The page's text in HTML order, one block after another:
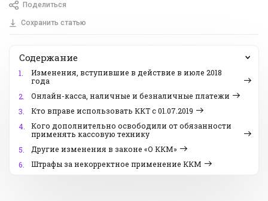
Поделиться
Сохранить статью
Содержание
1.
Изменения, вступившие в действие в июле 2018
года
2.
Онлайн-касса, наличные и безналичные платежи
3.
Кто вправе использовать ККТ с 01.07.2019
4.
Кого дополнительно освободили от обязанности
применять кассовую технику
5.
Другие изменения в законе «О ККМ»
6.
Штрафы за некорректное применение ККМ